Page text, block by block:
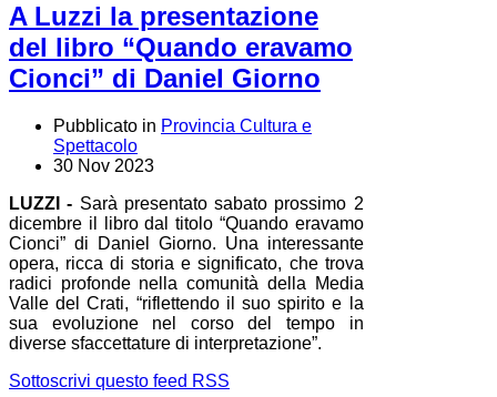
A Luzzi la presentazione
del libro “Quando eravamo
Cionci” di Daniel Giorno
Pubblicato in Provincia Cultura e
Spettacolo
30 Nov 2023
LUZZI - Sarà presentato sabato prossimo 2
dicembre il libro dal titolo “Quando eravamo
Cionci” di Daniel Giorno. Una interessante
opera, ricca di storia e significato, che trova
radici profonde nella comunità della Media
Valle del Crati, “riflettendo il suo spirito e la
sua evoluzione nel corso del tempo in
diverse sfaccettature di interpretazione”.
Sottoscrivi questo feed RSS